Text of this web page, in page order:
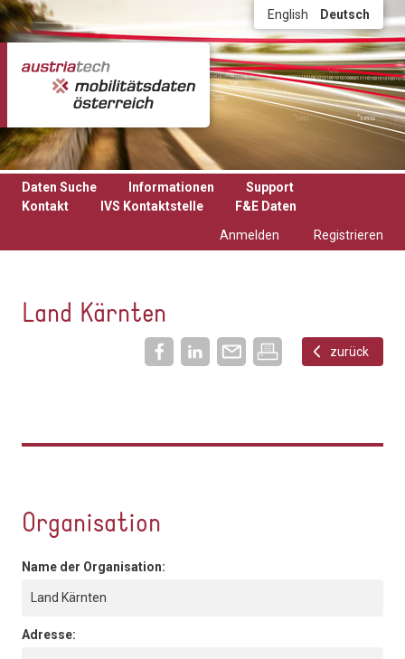
Direkt zum Inhalt English Deutsch
Daten Suche Informationen
Support
Kontakt
IVS Kontaktstelle
F&E Daten
Anmelden
Registrieren
Land Kärnten
zurück
Organisation
Name der Organisation:
Land Kärnten
Adresse: